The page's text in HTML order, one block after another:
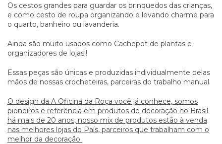
Os cestos grandes para guardar os brinquedos das crianças,
e como cesto de roupa organizando e levando charme para
o quarto, banheiro ou lavanderia.
Ainda são muito usados como Cachepot de plantas e
organizadores de lojas!!
Essas peças são únicas e produzidas individualmente pelas
mãos de nossas crocheteiras, parceiras do trabalho manual.
O design da A Oficina da Roça você já conhece, somos
pioneiros e referência em produtos de decoração no Brasil
há mais de 20 anos, nosso mix de produtos estão à venda
nas melhores lojas do País, parceiros que trabalham com o
melhor da decoração.